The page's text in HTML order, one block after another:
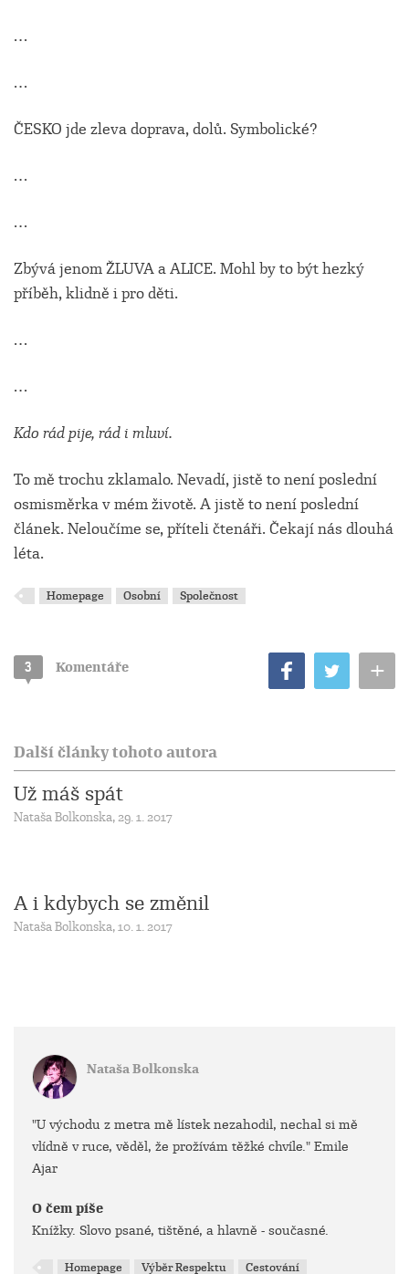
…
…
ČESKO jde zleva doprava, dolů. Symbolické?
…
…
Zbývá jenom ŽLUVA a ALICE. Mohl by to být hezký
příběh, klidně i pro děti.
…
…
Kdo rád pije, rád i mluví.
To mě trochu zklamalo. Nevadí, jistě to není poslední
osmisměrka v mém životě. A jistě to není poslední
článek. Neloučíme se, příteli čtenáři. Čekají nás dlouhá
léta.
Homepage Osobní Společnost
3 Komentáře +
Další články tohoto autora
Už máš spát
Nataša Bolkonska, 29. 1. 2017
A i kdybych se změnil
Nataša Bolkonska, 10. 1. 2017
Nataša Bolkonska
"U východu z metra mě lístek nezahodil, nechal si mě
vlídně v ruce, věděl, že prožívám těžké chvíle." Emile
Ajar
O čem píše
Knížky. Slovo psané, tištěné, a hlavně - současné.
Homepage Výběr Respektu Cestování